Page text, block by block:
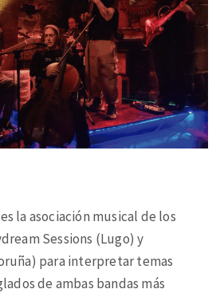
la asociación musical de los
Sessions (Lugo) y
para interpretar temas
de ambas bandas más